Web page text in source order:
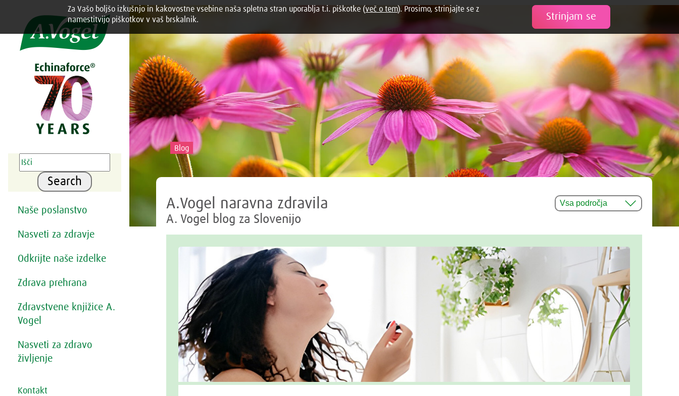

Search
Naše poslanstvo
Nasveti za zdravje
Odkrijte naše izdelke
Zdrava prehrana
Zdravstvene knjižice A.
Vogel
Nasveti za zdravo
življenje
Kontakt
Blog
A.Vogel naravna zdravila
A. Vogel blog za Slovenijo
Strinjam se
Za Vašo boljšo izkušnjo in kakovostne vsebine naša spletna stran uporablja t.i. piškotke (več o tem). Prosimo, strinjajte se z
namestitvijo piškotkov v vaš brskalnik.
Share this selection Tweet